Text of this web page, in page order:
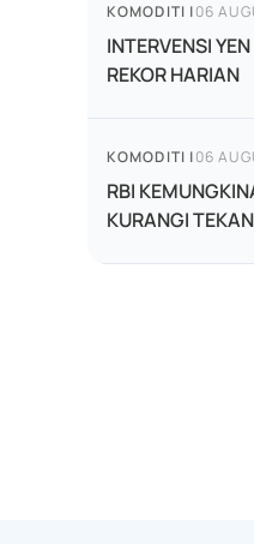
KOMODITI |06
INTERVENSI
REKOR HARIAN
KOMODITI |06
RBI
KURANGI